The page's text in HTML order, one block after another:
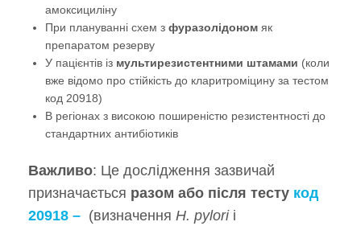
амоксициліну
При плануванні схем з фуразолідоном як
препаратом резерву
У пацієнтів із мультирезистентними штамами (коли
вже відомо про стійкість до кларитроміцину за тестом
код 20918)
В регіонах з високою поширеністю резистентності до
стандартних антибіотиків
Важливо: Це дослідження зазвичай
призначається разом або після тесту код
20918 – (визначення H. pyloriі